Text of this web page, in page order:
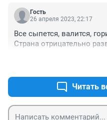
Гость
26 апреля 2023, 22:17
Все сыпется, валится,
Страна отрицательно
Читать